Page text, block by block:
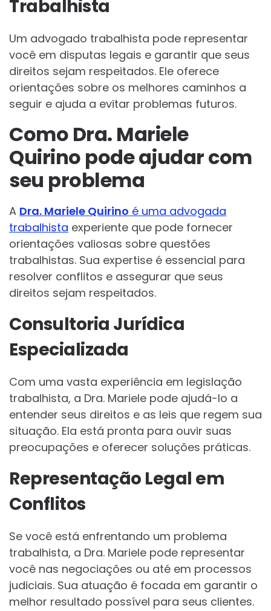
Trabalhista
Um advogado trabalhista pode representar
você em disputas legais e garantir que seus
direitos sejam respeitados. Ele oferece
orientações sobre os melhores caminhos a
seguir e ajuda a evitar problemas futuros.
Como Dra. Mariele
Quirino pode ajudar com
seu problema
A Dra. Mariele Quirino é uma advogada
trabalhista experiente que pode fornecer
orientações valiosas sobre questões
trabalhistas. Sua expertise é essencial para
resolver conflitos e assegurar que seus
direitos sejam respeitados.
Consultoria Jurídica
Especializada
Com uma vasta experiência em legislação
trabalhista, a Dra. Mariele pode ajudá-lo a
entender seus direitos e as leis que regem sua
situação. Ela está pronta para ouvir suas
preocupações e oferecer soluções práticas.
Representação Legal em
Conflitos
Se você está enfrentando um problema
trabalhista, a Dra. Mariele pode representar
você nas negociações ou até em processos
judiciais. Sua atuação é focada em garantir o
melhor resultado possível para seus clientes.